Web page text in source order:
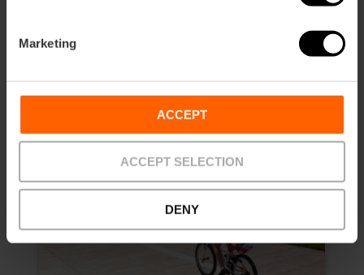
Marketing
ACCEPT
ACCEPT SELECTION
DENY